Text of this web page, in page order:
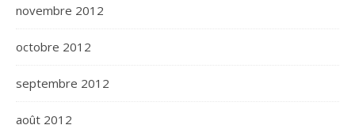
novembre 2012
octobre 2012
septembre 2012
août 2012